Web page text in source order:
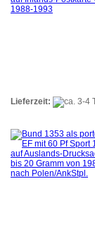
Lieferzeit: